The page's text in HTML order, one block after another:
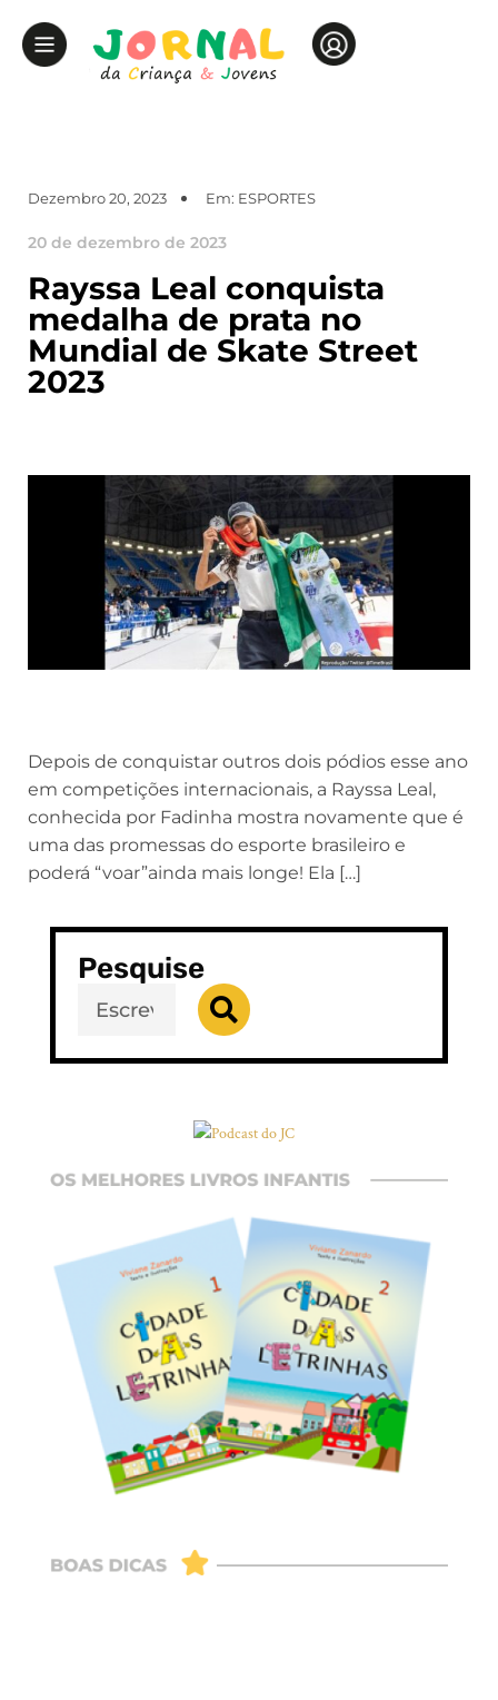
Dezembro 20, 2023 Em: ESPORTES
20 de dezembro de 2023
Rayssa Leal conquista
medalha de prata no
Mundial de Skate Street
2023
Depois de conquistar outros dois pódios esse ano
em competições internacionais, a Rayssa Leal,
conhecida por Fadinha mostra novamente que é
uma das promessas do esporte brasileiro e
poderá “voar”ainda mais longe! Ela […]
Pesquise